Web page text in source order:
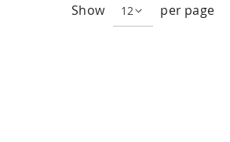
Show per page